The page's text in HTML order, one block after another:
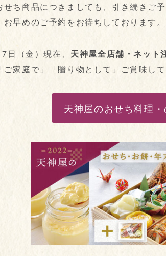
せち商品につきましても、引き続きご
お早めのご予約をお待ちしております。
日（金）現在、 天神屋全店舗・ネット
ご家庭で」「贈り物として」ご賞味し
天神屋のおせち料理